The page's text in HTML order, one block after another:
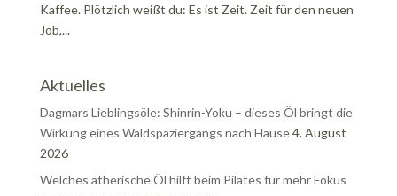
Kaffee. Plötzlich weißt du: Es ist Zeit. Zeit für den neuen
Job,...
Aktuelles
Dagmars Lieblingsöle: Shinrin-Yoku – dieses Öl bringt die
Wirkung eines Waldspaziergangs nach Hause4. August
2026
Welches ätherische Öl hilft beim Pilates für mehr Fokus